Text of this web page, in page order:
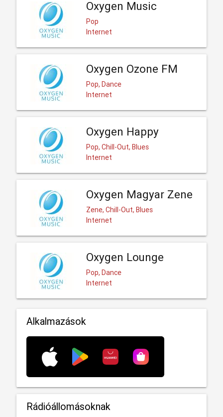
Oxygen Music
Pop
Internet
Oxygen Ozone FM
Pop, Dance
Internet
Oxygen Happy
Pop, Chill-Out, Blues
Internet
Oxygen Magyar Zene
Zene, Chill-Out, Blues
Internet
Oxygen Lounge
Pop, Dance
Internet
Alkalmazások
Rádióállomásoknak